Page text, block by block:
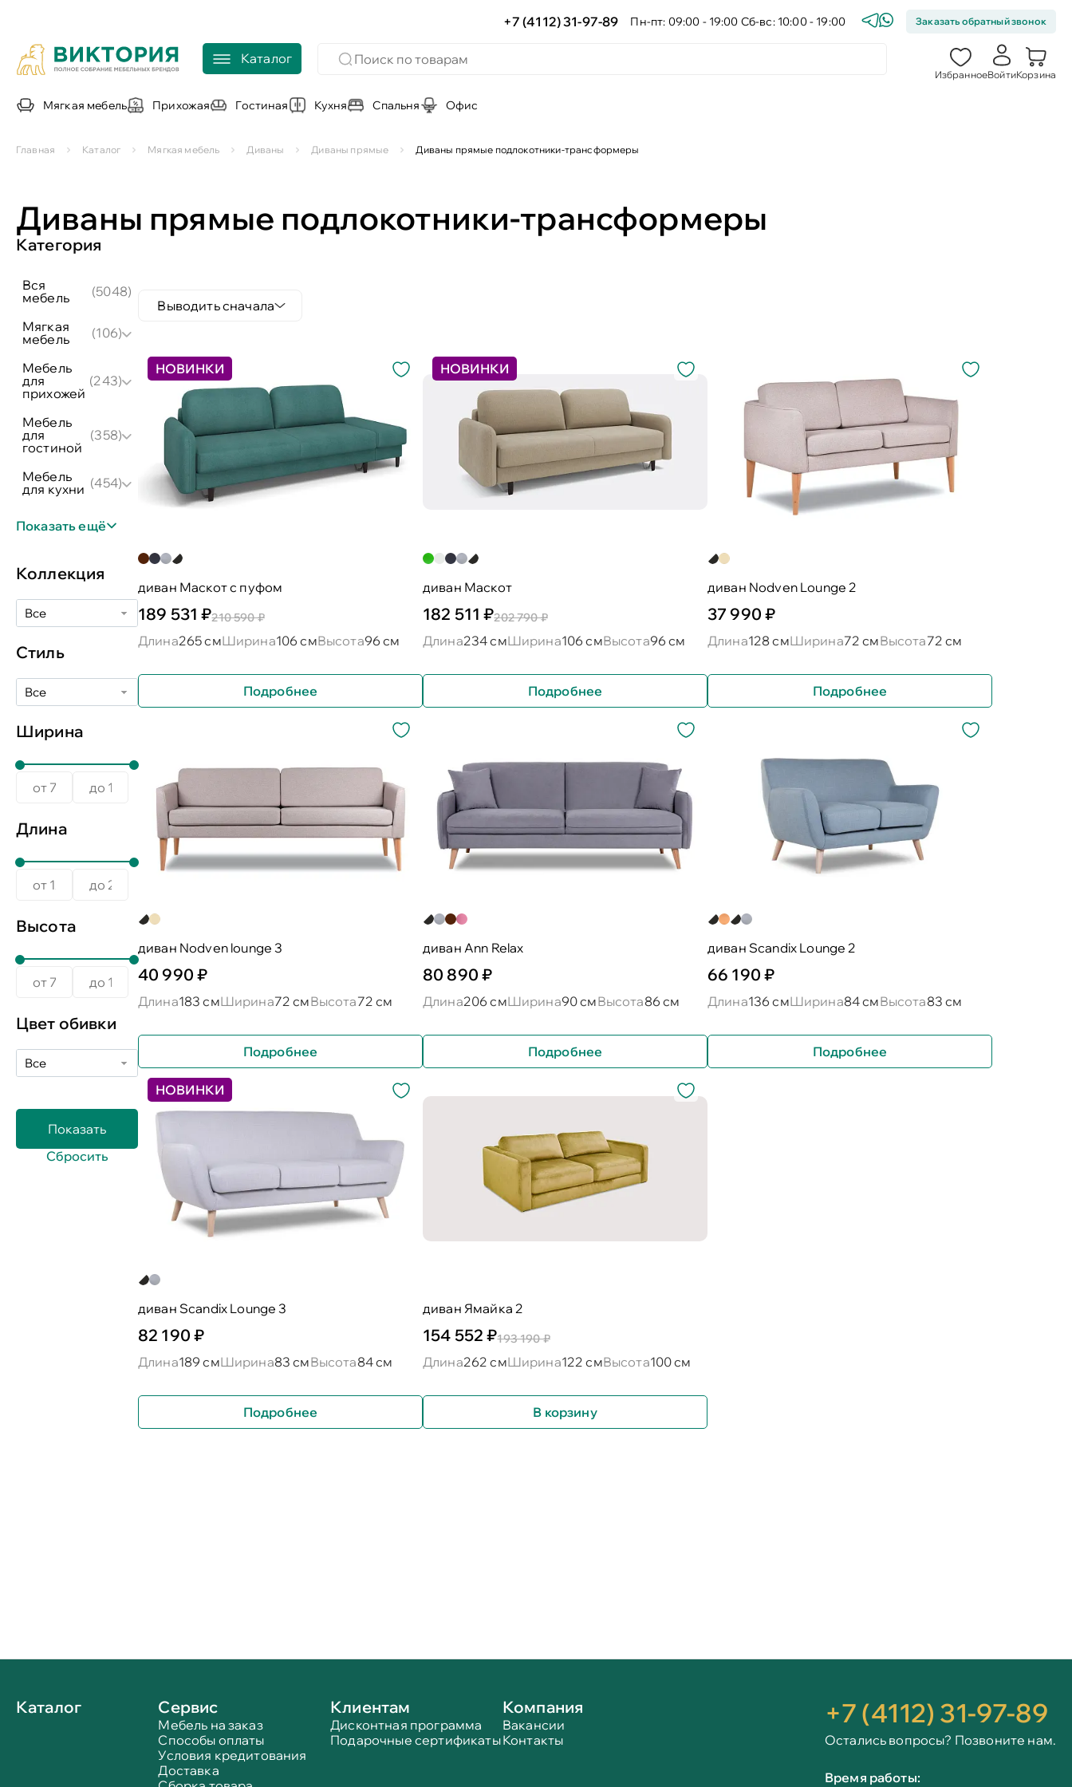
+7 (4112) 31-97-89 Пн-пт: 09:00 - 19:00 Сб-вс: 10:00 - 19:00 Заказать обратный звонок
Каталог
ИзбранноеВойтиКорзина
Мягкая мебель Прихожая Гостиная Кухня Спальня Офис
Главная Каталог Мягкая мебель Диваны Диваны прямые Диваны прямые подлокотники-трансформеры
Диваны прямые подлокотники-трансформеры
Категория
вся
мебель
(5048)
мягкая
мебель
(106)
мебель
для
прихожей
(243)
мебель
для
гостиной
(358)
мебель
для кухни (454)
Показать ещё
Коллекция
Все
Стиль
Все
Ширина
Длина
Высота
Цвет обивки
Все
Выводить сначала
НОВИНКИ
диван Маскот с пуфом
189 531 ₽210 590 ₽
Длина265 смШирина106 смВысота96 см
Подробнее
НОВИНКИ
диван Маскот
182 511 ₽202 790 ₽
Длина234 смШирина106 смВысота96 см
Подробнее
диван Nodven Lounge 2
37 990 ₽
Длина128 смШирина72 смВысота72 см
Подробнее
диван Nodven lounge 3
40 990 ₽
Длина183 смШирина72 смВысота72 см
Подробнее
диван Ann Relax
80 890 ₽
Длина206 смШирина90 смВысота86 см
Подробнее
диван Scandix Lounge 2
66 190 ₽
Длина136 смШирина84 смВысота83 см
Подробнее
НОВИНКИ
диван Scandix Lounge 3
82 190 ₽
Длина189 смШирина83 смВысота84 см
Подробнее
диван Ямайка 2
154 552 ₽193 190 ₽
Длина262 смШирина122 смВысота100 см
В корзину
Каталог Сервис
Мебель на заказ
Способы оплаты
Условия кредитования
Доставка
Клиентам
Дисконтная программа
Подарочные сертификаты
Компания
Вакансии
Контакты
+7 (4112) 31-97-89
Остались вопросы? Позвоните нам.
Время работы: